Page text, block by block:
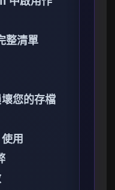
整清單
您的存檔
用